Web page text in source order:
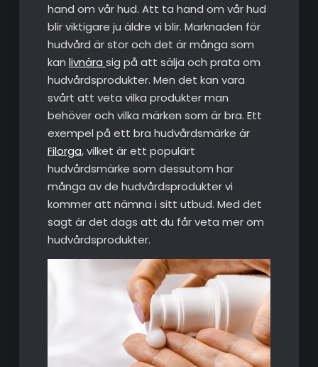
hand om vår hud. Att ta hand om vår hud
blir viktigare ju äldre vi blir. Marknaden för
hudvård är stor och det är många som
kan livnära sig på att sälja och prata om
hudvårdsprodukter. Men det kan vara
svårt att veta vilka produkter man
behöver och vilka märken som är bra. Ett
exempel på ett bra hudvårdsmärke är
Filorga, vilket är ett populärt
hudvårdsmärke som dessutom har
många av de hudvårdsprodukter vi
kommer att nämna i sitt utbud. Med det
sagt är det dags att du får veta mer om
hudvårdsprodukter.